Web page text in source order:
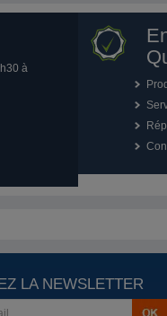
à
LA NEWSLETTER